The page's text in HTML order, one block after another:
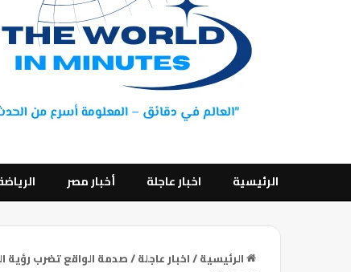
الرئيسية اخبار عاجلة أخبار مصر
الرئيسية/اخبار عاجلة/